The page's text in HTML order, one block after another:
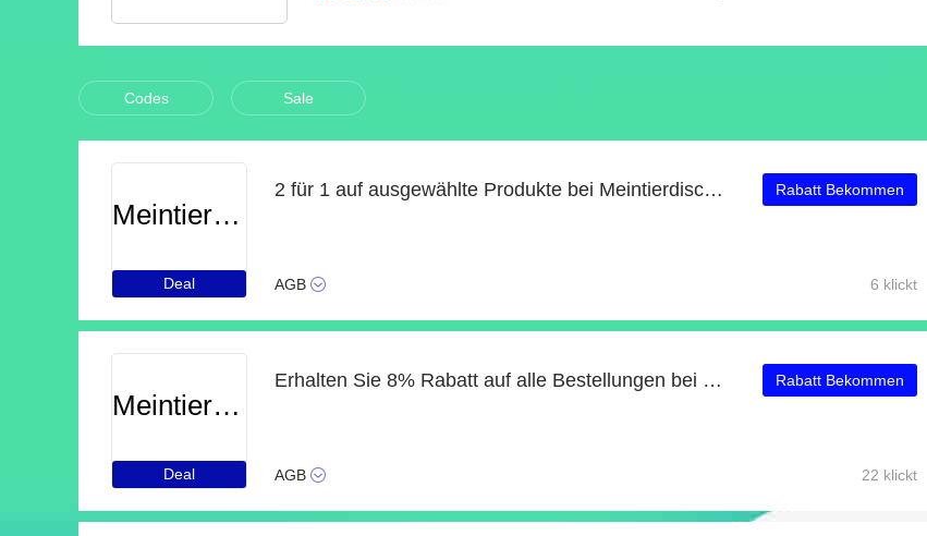
Codes Sale
Meintierdiscount
Deal
2 für 1 auf ausgewählte Produkte bei Meintierdiscount
AGB
Rabatt Bekommen
6 klickt
Meintierdiscount
Deal
Erhalten Sie 8% Rabatt auf alle Bestellungen bei Meintierdiscount
AGB
Rabatt Bekommen
22 klickt